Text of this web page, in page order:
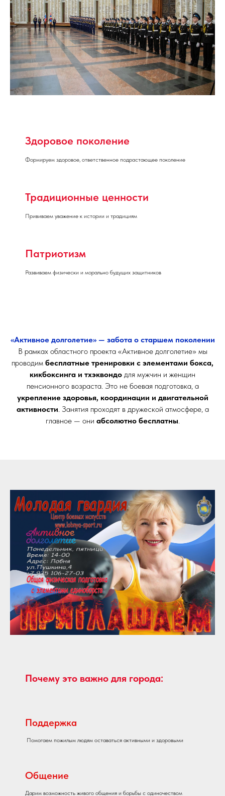
Здоровое поколение
Формируем здоровое, ответственное подрастающее поколение
Традиционные ценности
Прививаем уважение к истории и традициям
Патриотизм
Развиваем физически и морально будущих защитников
«Активное долголетие» — забота о старшем поколении
В рамках областного проекта «Активное долголетие» мы
проводим бесплатные тренировки с элементами бокса,
кикбоксинга и тхэквондо для мужчин и женщин
пенсионного возраста. Это не боевая подготовка, а
укрепление здоровья, координации и двигательной
активности . Занятия проходят в дружеской атмосфере, а
главное — они абсолютно бесплатны
Почему это важно для города:
Поддержка
Помогаем пожилым людям оставаться активными и здоровыми
Общение
Дарим возможность живого общения и борьбы с одиночеством